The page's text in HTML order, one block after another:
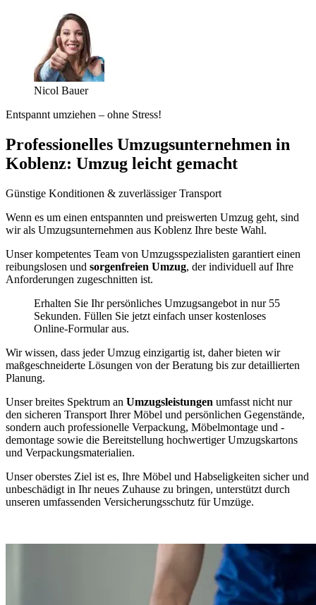
Nicol Bauer
Entspannt umziehen – ohne Stress!
Professionelles Umzugsunternehmen in
Koblenz: Umzug leicht gemacht
Günstige Konditionen & zuverlässiger Transport
Wenn es um einen entspannten und preiswerten Umzug geht, sind
wir als Umzugsunternehmen aus Koblenz Ihre beste Wahl.
Unser kompetentes Team von Umzugsspezialisten garantiert einen
reibungslosen und sorgenfreien Umzug, der individuell auf Ihre
Anforderungen zugeschnitten ist.
Erhalten Sie Ihr persönliches Umzugsangebot in nur 55
Sekunden. Füllen Sie jetzt einfach unser kostenloses
Online-Formular aus.
Wir wissen, dass jeder Umzug einzigartig ist, daher bieten wir
maßgeschneiderte Lösungen von der Beratung bis zur detaillierten
Planung.
Unser breites Spektrum an Umzugsleistungen umfasst nicht nur
den sicheren Transport Ihrer Möbel und persönlichen Gegenstände,
sondern auch professionelle Verpackung, Möbelmontage und -
demontage sowie die Bereitstellung hochwertiger Umzugskartons
und Verpackungsmaterialien.
Unser oberstes Ziel ist es, Ihre Möbel und Habseligkeiten sicher und
unbeschädigt in Ihr neues Zuhause zu bringen, unterstützt durch
unseren umfassenden Versicherungsschutz für Umzüge.